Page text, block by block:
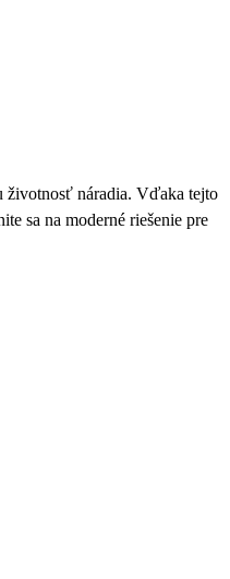
životnosť náradia. Vďaka tejto
sa na moderné riešenie pre